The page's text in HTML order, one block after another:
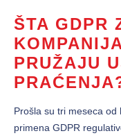
ŠTA GDPR
PRUŽAJU
Prošla su tri meseca
primena GDPR